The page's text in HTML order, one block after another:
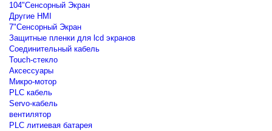
104"Сенсорный Экран
Другие HMI
7"Сенсорный Экран
Защитные пленки для lcd экранов
Соединительный кабель
Touch-стекло
Аксессуары
Микро-мотор
PLC кабель
Servo-кабель
вентилятор
PLC литиевая батарея